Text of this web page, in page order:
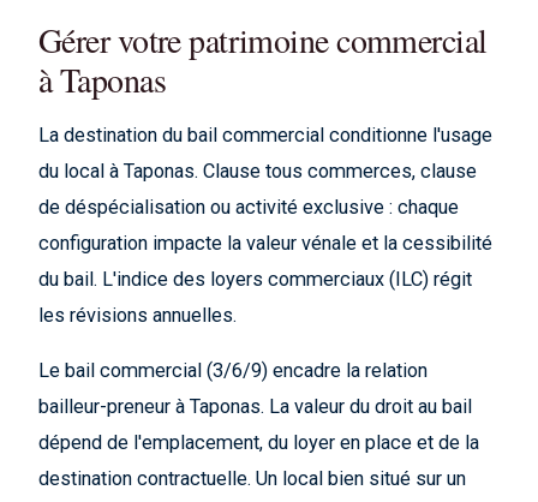
Gérer votre patrimoine commercial
à Taponas
La destination du bail commercial conditionne l'usage
du local à Taponas. Clause tous commerces, clause
de déspécialisation ou activité exclusive : chaque
configuration impacte la valeur vénale et la cessibilité
du bail. L'indice des loyers commerciaux (ILC) régit
les révisions annuelles.
Le bail commercial (3/6/9) encadre la relation
bailleur-preneur à Taponas. La valeur du droit au bail
dépend de l'emplacement, du loyer en place et de la
destination contractuelle. Un local bien situé sur un